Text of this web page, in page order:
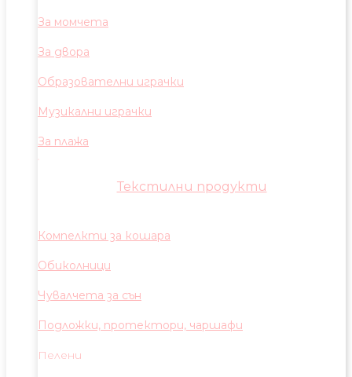
За момчета
За двора
Образователни играчки
Музикални играчки
За плажа
Текстилни продукти
Компелкти за кошара
Обиколници
Чувалчета за сън
Подложки, протектори, чаршафи
Пелени